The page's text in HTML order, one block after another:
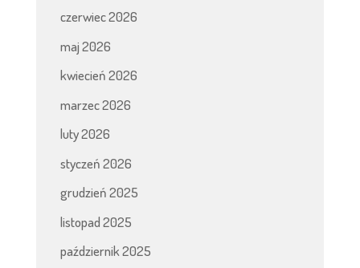
czerwiec 2026
maj 2026
kwiecień 2026
marzec 2026
luty 2026
styczeń 2026
grudzień 2025
listopad 2025
październik 2025